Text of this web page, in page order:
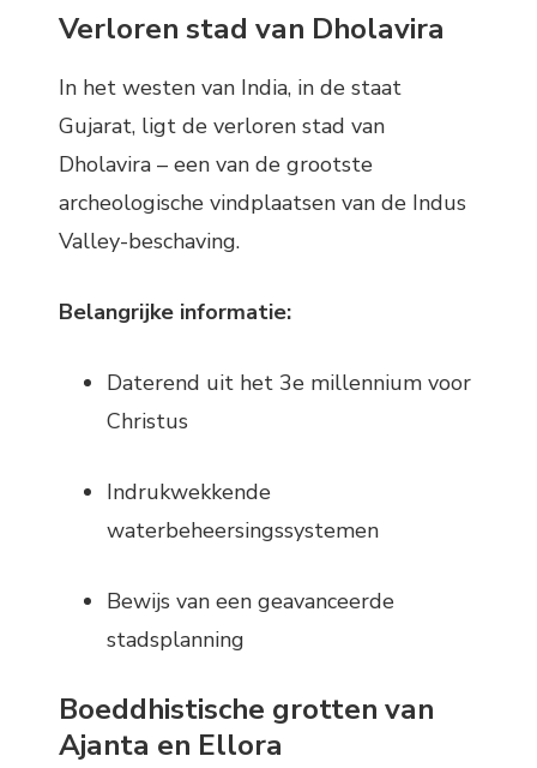
Verloren stad van Dholavira
In het westen van India, in de staat
Gujarat, ligt de verloren stad van
Dholavira – een van de grootste
archeologische vindplaatsen van de Indus
Valley-beschaving.
Belangrijke informatie:
Daterend uit het 3e millennium voor
Christus
Indrukwekkende
waterbeheersingssystemen
Bewijs van een geavanceerde
stadsplanning
Boeddhistische grotten van
Ajanta en Ellora